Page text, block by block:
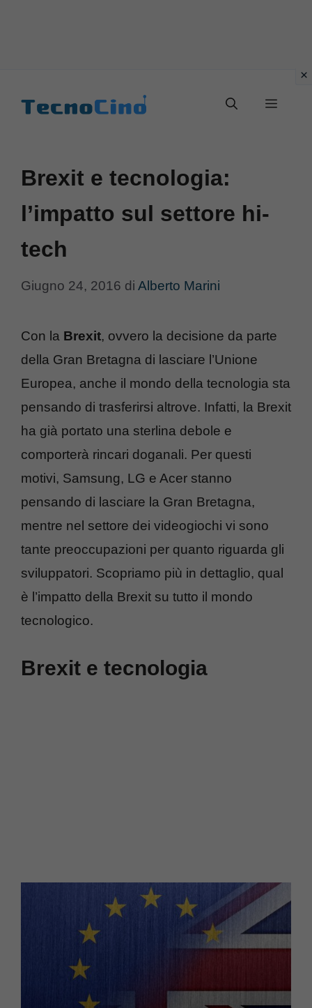
Menu
Brexit e tecnologia:
l’impatto sul settore hi-
tech
Giugno 24, 2016 di Alberto Marini
Con la Brexit, ovvero la decisione da parte
della Gran Bretagna di lasciare l’Unione
Europea, anche il mondo della tecnologia sta
pensando di trasferirsi altrove. Infatti, la Brexit
ha già portato una sterlina debole e
comporterà rincari doganali. Per questi
motivi, Samsung, LG e Acer stanno
pensando di lasciare la Gran Bretagna,
mentre nel settore dei videogiochi vi sono
tante preoccupazioni per quanto riguarda gli
sviluppatori. Scopriamo più in dettaglio, qual
è l’impatto della Brexit su tutto il mondo
tecnologico.
Brexit e tecnologia